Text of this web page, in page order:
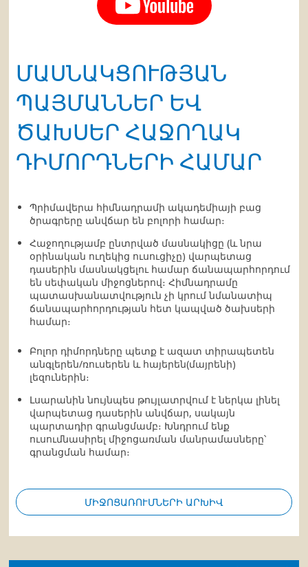
ՄԱՍՆԱԿՑՈՒԹՅԱՆ
ՊԱՅՄԱՆՆԵՐ ԵՎ
ԾԱԽՍԵՐ ՀԱՋՈՂԱԿ
ԴԻՄՈՐԴՆԵՐԻ ՀԱՄԱՐ
Պրիմավերա հիմնադրամի ակադեմիայի բաց
ծրագրերը անվճար են բոլորի համար։
Հաջողությամբ ընտրված մասնակիցը (և նրա
օրինական ուղեկից ուսուցիչը) վարպետաց
դասերին մասնակցելու համար ճանապարհորդում
են սեփական միջոցներով։ Հիմնադրամը
պատասխանատվություն չի կրում նմանատիպ
ճանապարհորդության հետ կապված ծախսերի
համար։
Բոլոր դիմորդները պետք է ազատ տիրապետեն
անգլերեն/ռուսերեն և հայերեն(մայրենի)
լեզուներին։
Լսարանին նույնպես թույլատրվում է ներկա լինել
վարպետաց դասերին անվճար, սակայն
պարտադիր գրանցմամբ։ Խնդրում ենք
ուսումնասիրել միջոցառման մանրամասները՝
գրանցման համար։
ՄԻՋՈՑԱՌՈՒՄՆԵՐԻ ԱՐԽԻՎ